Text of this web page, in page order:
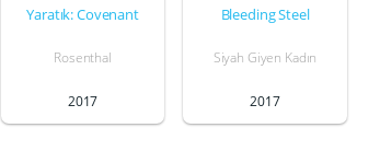
Yaratık: Covenant
Rosenthal
2017
Bleeding Steel
Siyah Giyen Kadın
2017